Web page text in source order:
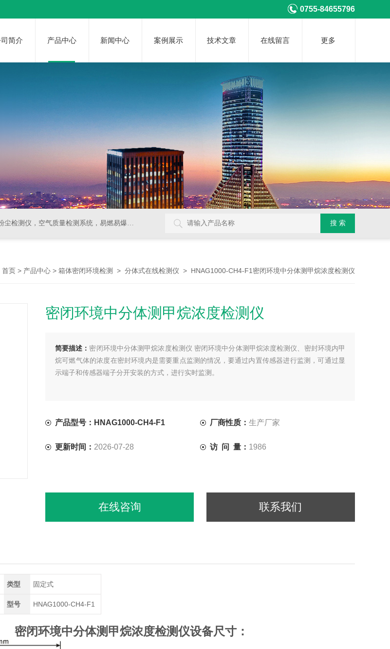
0755-84655796
简介 产品中心 新闻中心 案例展示 技术文章 在线留言 更多
爆有毒有害气体检测报警设备，环境检测分析仪器，水质分析仪
首页 > 产品中心 > 箱体密闭环境检测 > 分体式在线检测仪 > HNAG1000-CH4-F1密闭环境中分体测甲烷浓度检测仪
密闭环境中分体测甲烷浓度检测仪
简要描述： 密闭环境中分体测甲烷浓度检测仪 密闭环境中分体测甲烷浓度检测仪、密封环境内甲
烷可燃气体的浓度在密封环境内是需要重点监测的情况，要通过内置传感器进行监测，可通过显
示端子和传感器端子分开安装的方式，进行实时监测。
产品型号：HNAG1000-CH4-F1 厂商性质： 生产厂家
更新时间： 2026-07-28 访 问 量： 1986
在线咨询 联系我们
类型 固定式
型号 HNAG1000-CH4-F1
密闭环境中分体测甲烷浓度检测仪设备尺寸：